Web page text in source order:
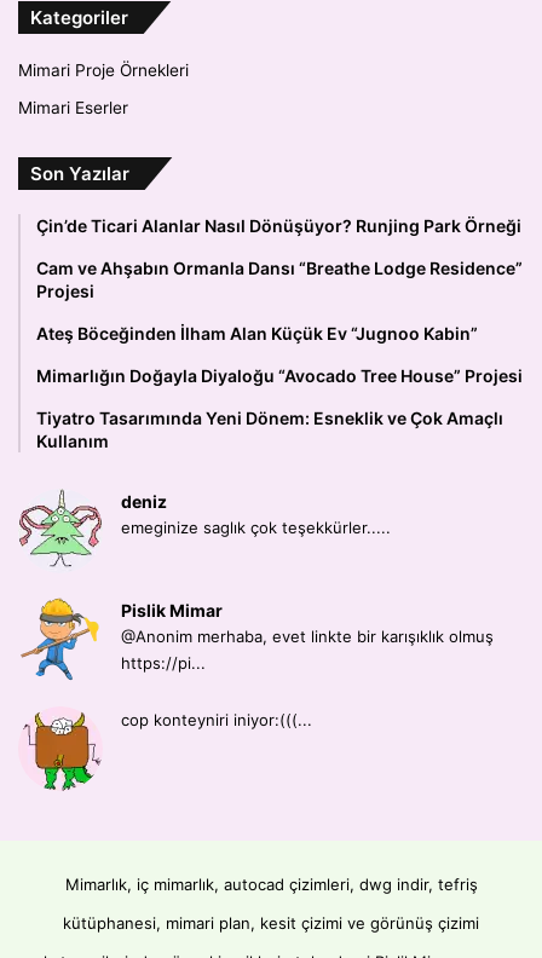
Kategoriler
Mimari Proje Örnekleri
Mimari Eserler
Son Yazılar
Çin’de Ticari Alanlar Nasıl Dönüşüyor? Runjing Park Örneği
Cam ve Ahşabın Ormanla Dansı “Breathe Lodge Residence”
Projesi
Ateş Böceğinden İlham Alan Küçük Ev “Jugnoo Kabin”
Mimarlığın Doğayla Diyaloğu “Avocado Tree House” Projesi
Tiyatro Tasarımında Yeni Dönem: Esneklik ve Çok Amaçlı
Kullanım
deniz
emeginize saglık çok teşekkürler.....
Pislik Mimar
@Anonim merhaba, evet linkte bir karışıklık olmuş
https://pi...
cop konteyniri iniyor:(((...
Mimarlık, iç mimarlık, autocad çizimleri, dwg indir, tefriş
kütüphanesi, mimari plan, kesit çizimi ve görünüş çizimi